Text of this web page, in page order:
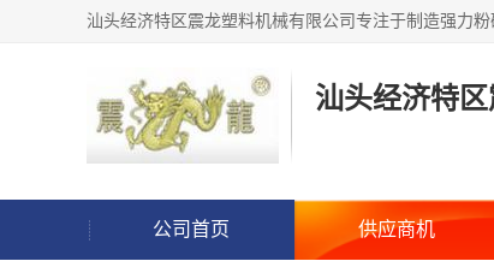
汕头经济特
公司首页 供应商机